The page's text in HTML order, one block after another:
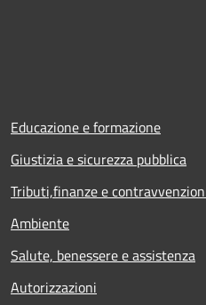
Educazione e formazione
Giustizia e sicurezza pubblica
Tributi,finanze e
Ambiente
Salute, benessere e assistenza
Autorizzazioni